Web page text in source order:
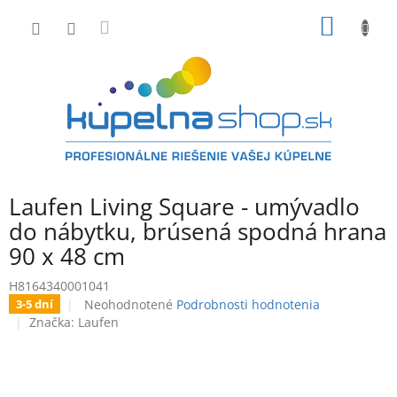
Laufen Living Square - umývadlo
do nábytku, brúsená spodná hrana
90 x 48 cm
H8164340001041
3-5 dní
Priemerné
hodnotenie
Neohodnotené Podrobnosti hodnotenia
Značka: Laufen